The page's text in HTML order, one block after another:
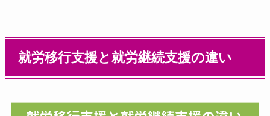
就労移行支援と就労継続支援の違い